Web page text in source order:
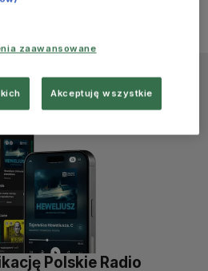
Polskie Radio
zaawansowane
Akceptuję wszystkie